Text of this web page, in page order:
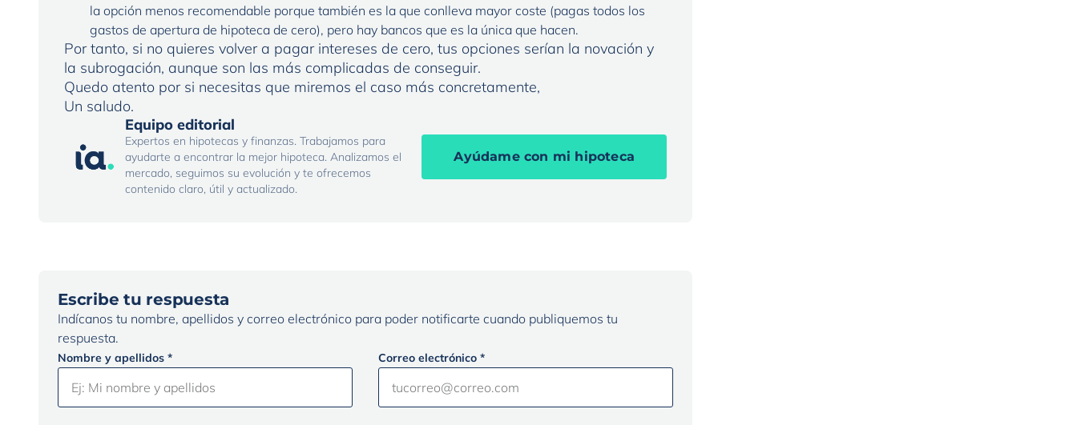
la opción menos recomendable porque también es la que conlleva mayor coste (pagas todos los
gastos de apertura de hipoteca de cero), pero hay bancos que es la única que hacen.
Por tanto, si no quieres volver a pagar intereses de cero, tus opciones serían la novación y
la subrogación, aunque son las más complicadas de conseguir.
Quedo atento por si necesitas que miremos el caso más concretamente,
Un saludo.
Equipo editorial
Expertos en hipotecas y finanzas. Trabajamos para
ayudarte a encontrar la mejor hipoteca. Analizamos el
mercado, seguimos su evolución y te ofrecemos
contenido claro, útil y actualizado.
Ayúdame con mi hipoteca
Escribe tu respuesta
Indícanos tu nombre, apellidos y correo electrónico para poder notificarte cuando publiquemos tu
respuesta.
Nombre y apellidos * Correo electrónico *